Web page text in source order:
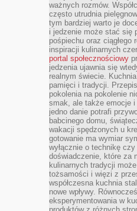
ważnych rozmów.
często utrudnia
tym bardziej warto je
i jedzenie może stać się
pośpiechu oraz ciągłego
inspiracji kulinarnych
portal społecznościowy
jedzenia ujawnia się
realnym świecie.
pamięci i tradycji.
pokolenia na pokolenie
smak, ale także emocje
jedno danie potrafi
babcinego domu,
wakacji spędzonych u
gotowanie ma wymiar
wyłącznie o technikę
doświadczenie, które za
kulinarnych tradycji
tożsamości i więzi z
współczesna kuchnia
nowe wpływy.
eksperymentowania w